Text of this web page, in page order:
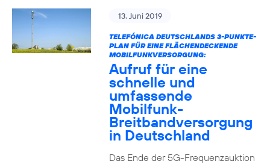
13. Juni 2019
TELEFÓNICA DEUTSCHLANDS 3-PUNKTE-
PLAN FÜR EINE FLÄCHENDECKENDE
MOBILFUNKVERSORGUNG:
Aufruf für eine
schnelle und
umfassende
Mobilfunk-
Breitbandversorgung
in Deutschland
Das Ende der 5G-Frequenzauktion